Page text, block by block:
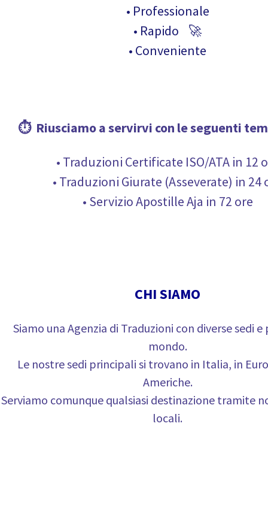
• Professionale
• Rapido 🚀
• Conveniente
⏱ Riusciamo a servirvi con le seguenti
• Traduzioni Certificate ISO/ATA in 12
• Traduzioni Giurate (Asseverate) in 24
• Servizio Apostille Aja in 72 ore
CHI SIAMO
Siamo una Agenzia di Traduzioni con diverse sedi
mondo.
Le nostre sedi principali si trovano in Italia, in
Americhe.
Serviamo comunque qualsiasi destinazione tramite
locali.